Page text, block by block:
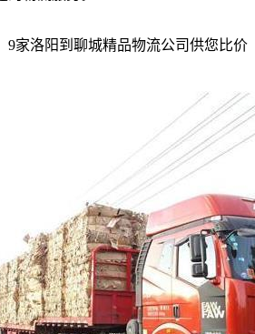
9家洛阳到聊城精品物流公司供您比价